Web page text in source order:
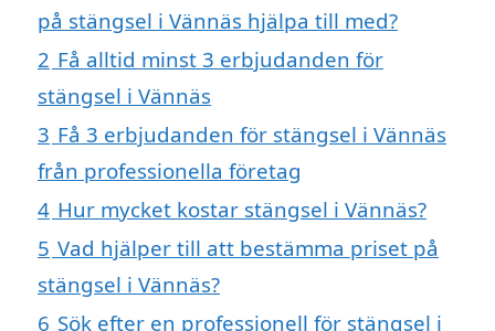
på stängsel i Vännäs hjälpa till med?
2 Få alltid minst 3 erbjudanden för
stängsel i Vännäs
3 Få 3 erbjudanden för stängsel i Vännäs
från professionella företag
4 Hur mycket kostar stängsel i Vännäs?
5 Vad hjälper till att bestämma priset på
stängsel i Vännäs?
6 Sök efter en professionell för stängsel i